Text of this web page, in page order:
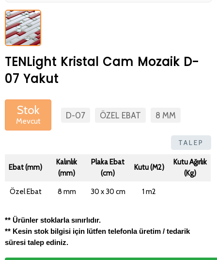
TENLight Kristal Cam Mozaik D-
07 Yakut
Stok
Mevcut
D-07 ÖZEL EBAT 8 MM
TALEP
Ebat (mm)
Kalınlık
(mm)
Plaka Ebat
(cm)
Kutu (M2)
Kutu Ağırlık
(Kg)
Özel Ebat 8 mm 30 x 30 cm 1 m2
** Ürünler stoklarla sınırlıdır.
** Kesin stok bilgisi için lütfen telefonla üretim / tedarik
süresi talep ediniz.